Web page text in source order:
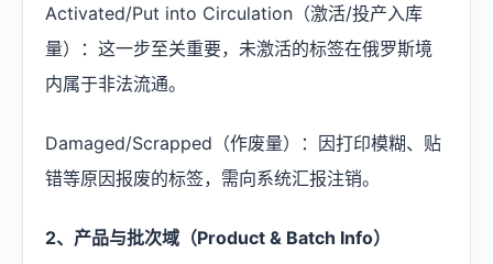
Activated/Put into Circulation（激活/投产入库
量）：这一步至关重要，未激活的标签在俄罗斯境
内属于非法流通。
Damaged/Scrapped（作废量）：因打印模糊、贴
错等原因报废的标签，需向系统汇报注销。
2、产品与批次域（Product & Batch Info）